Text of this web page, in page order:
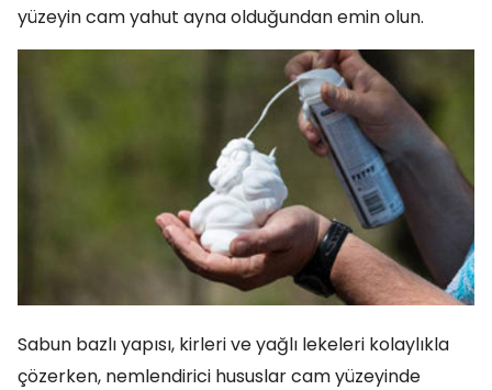
yüzeyin cam yahut ayna olduğundan emin olun.
Sabun bazlı yapısı, kirleri ve yağlı lekeleri kolaylıkla
çözerken, nemlendirici hususlar cam yüzeyinde